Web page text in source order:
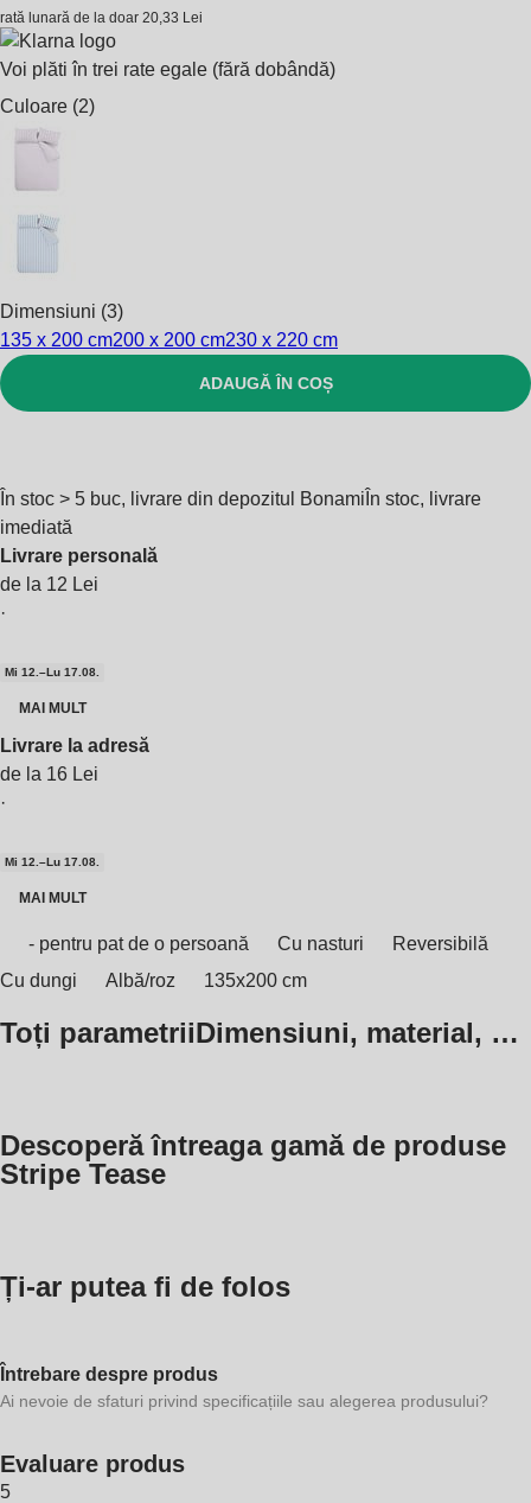
rată lunară de la doar 20,33 Lei
Voi plăti în trei rate egale (fără dobândă)
Culoare (2)
Dimensiuni (3)
135 x 200 cm200 x 200 cm230 x 220 cm
ADAUGĂ ÎN COȘ
În stoc > 5 buc, livrare din depozitul Bonami În stoc, livrare
imediată
Livrare personală
de la 12 Lei
·
Mi 12.–Lu 17.08.
MAI MULT
Livrare la adresă
de la 16 Lei
·
Mi 12.–Lu 17.08.
MAI MULT
- pentru pat de o persoană Cu nasturi
Reversibilă
Cu dungi
Albă/roz 135x200 cm
Toți parametriiDimensiuni, material, …
Descoperă întreaga gamă de produse
Stripe Tease
Ți-ar putea fi de folos
Întrebare despre produs
Ai nevoie de sfaturi privind specificațiile sau alegerea produsului?
Evaluare produs
5